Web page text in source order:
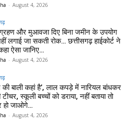
- August 4, 2026
और मुआवजा दिए बिना जमीन के उपयोग
लगाई जा सकती रोक… छत्तीसगढ़ हाईकोर्ट ने
ऐसा जानिए…
- August 4, 2026
की बाली कहां है’, लाल कपड़े में नारियल बांधकर
टीचर, स्कूली बच्चों को डराया, नहीं बताया तो
हो जाओगे…
- August 4, 2026